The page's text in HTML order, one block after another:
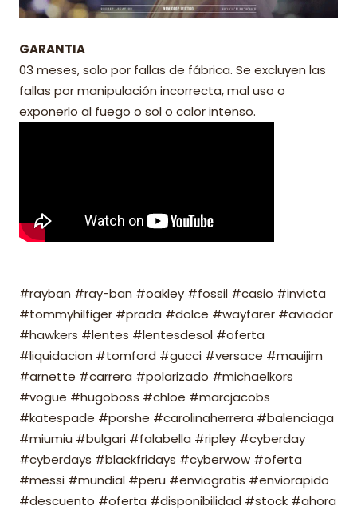
GARANTIA
03 meses, solo por fallas de fábrica. Se excluyen las
fallas por manipulación incorrecta, mal uso o
exponerlo al fuego o sol o calor intenso.
#rayban #ray-ban #oakley #fossil #casio #invicta
#tommyhilfiger #prada #dolce #wayfarer #aviador
#hawkers #lentes #lentesdesol #oferta
#liquidacion #tomford #gucci #versace #mauijim
#arnette #carrera #polarizado #michaelkors
#vogue #hugoboss #chloe #marcjacobs
#katespade #porshe #carolinaherrera #balenciaga
#miumiu #bulgari #falabella #ripley #cyberday
#cyberdays #blackfridays #cyberwow #oferta
#messi #mundial #peru #enviogratis #enviorapido
#descuento #oferta #disponibilidad #stock #ahora